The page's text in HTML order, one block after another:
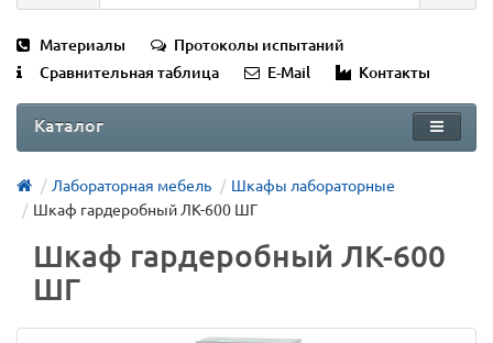
Материалы
Протоколы испытаний
Сравнительная таблица
E-Mail Контакты
Каталог
Лабораторная мебель
Шкафы лабораторные
Шкаф гардеробный ЛК-600 ШГ
Шкаф гардеробный ЛК-600
ШГ